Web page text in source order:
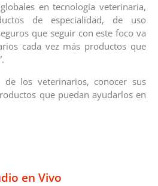
en tecnología veterinaria,
de especialidad, de uso
que seguir con este foco va
cada vez más productos que
de los veterinarios, conocer sus
que puedan ayudarlos en
en Vivo